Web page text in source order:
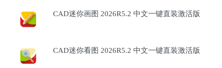
CAD迷你画图 2026R5.2 中文一键直装激活版
CAD迷你看图 2026R5.2 中文一键直装激活版